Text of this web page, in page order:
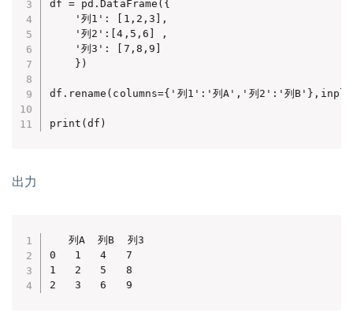
df = pd.DataFrame({
    '列1': [1,2,3],
    '列2':[4,5,6] ,
    '列3': [7,8,9]
    })
df.rename(columns={'列1':'列A','列2':'列
print(df)
出力
   列A  列B  列3
0   1   4   7
1   2   5   8
2   3   6   9